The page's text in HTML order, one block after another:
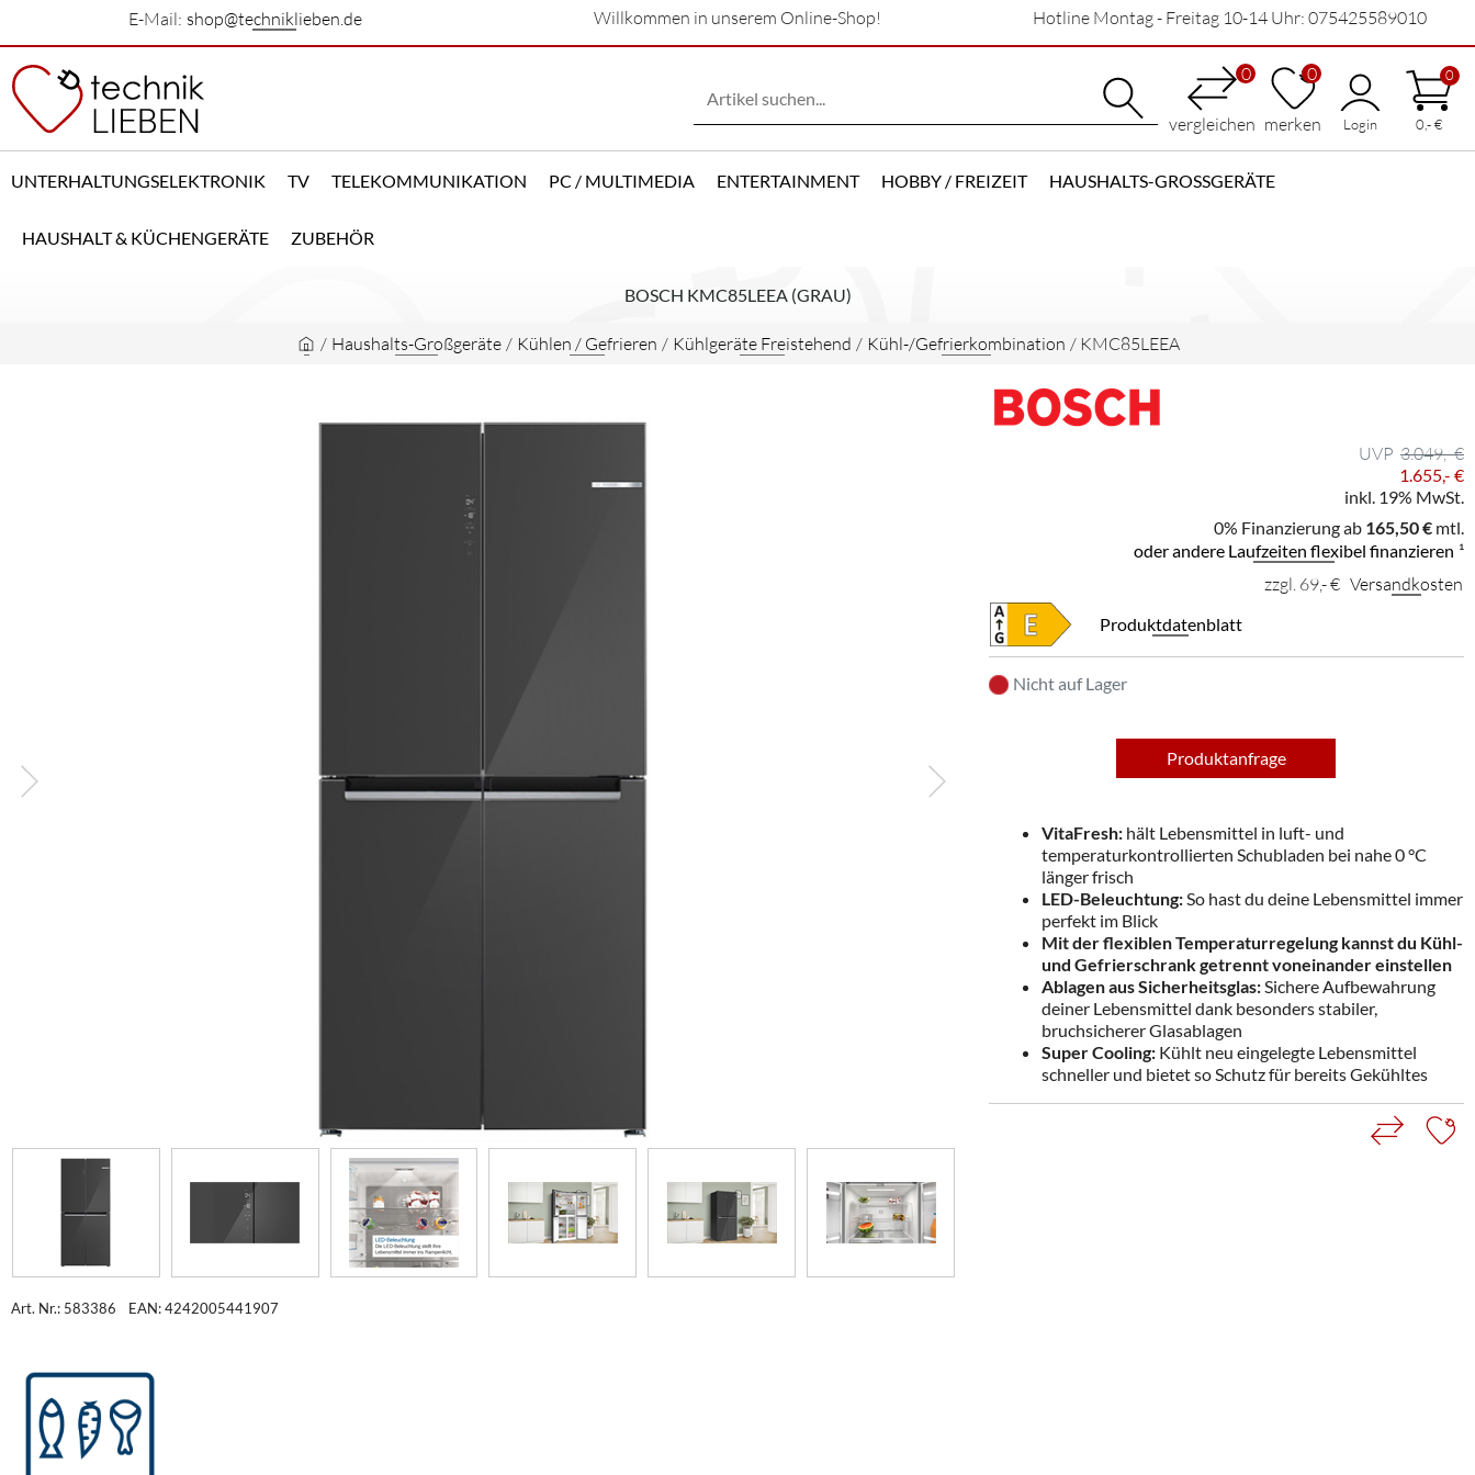
E-Mail: shop@techniklieben.de Willkommen in unserem Online-Shop! Hotline Montag - Freitag 10-14 Uhr: 075425589010
0
vergleichen
0
merken Login
0
0,- €
UNTERHALTUNGSELEKTRONIK TV TELEKOMMUNIKATION PC / MULTIMEDIA ENTERTAINMENT HOBBY / FREIZEIT HAUSHALTS-GROSSGERÄTE
HAUSHALT & KÜCHENGERÄTE ZUBEHÖR
BOSCH KMC85LEEA (GRAU)
/ Haushalts-Großgeräte / Kühlen / Gefrieren / Kühlgeräte Freistehend / Kühl-/Gefrierkombination / KMC85LEEA
Art. Nr.: 583386 EAN: 4242005441907
3.049,- €
1.655,- €
inkl. 19% MwSt.
0% Finanzierung ab 165,50 € mtl.
oder andere Laufzeiten flexibel finanzieren ¹
zzgl. 69,- € Versandkosten
Produktdatenblatt
Nicht auf Lager
Produktanfrage
VitaFresh:hält Lebensmittel in luft- und
temperaturkontrollierten Schubladen bei nahe 0 °C
länger frisch
LED-Beleuchtung:So hast du deine Lebensmittel immer
perfekt im Blick
Mit der flexiblen Temperaturregelung kannst du Kühl-
und Gefrierschrank getrennt voneinander einstellen
Ablagen aus Sicherheitsglas:Sichere Aufbewahrung
deiner Lebensmittel dank besonders stabiler,
bruchsicherer Glasablagen
Super Cooling:Kühlt neu eingelegte Lebensmittel
schneller und bietet so Schutz für bereits Gekühltes